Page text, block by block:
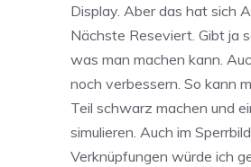
Display. Aber das hat sich
Nächste Reseviert. Gibt ja
was man machen kann.
noch verbessern. So kann
Teil schwarz machen und
simulieren. Auch im
Verknüpfungen würde ich